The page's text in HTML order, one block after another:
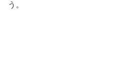
う。